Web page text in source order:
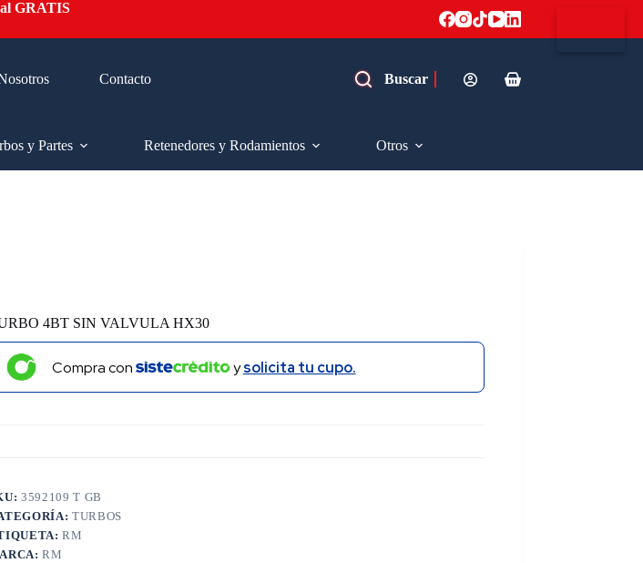
GRATIS
Contacto
Carro
y Partes Retenedores y Rodamientos Otros
4BT SIN VALVULA HX30
Compra con ysolicita tu cupo.
3592109 T GB
TURBOS
RM
RM